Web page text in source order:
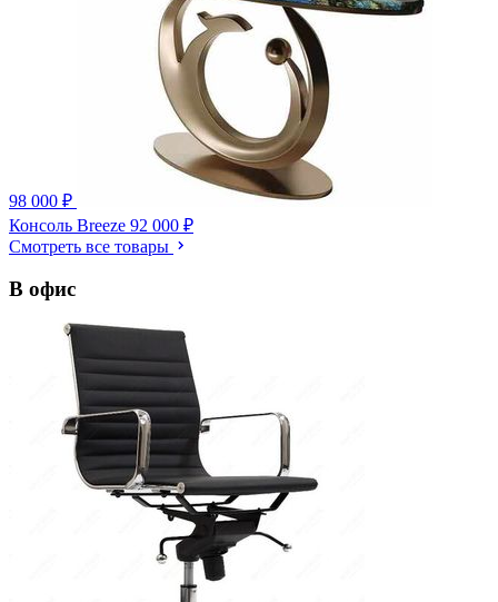
98 000 ₽
Консоль Breeze 92 000 ₽
Смотреть все товары
В офис